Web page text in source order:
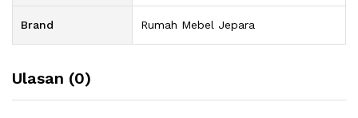
Brand Rumah Mebel Jepara
Ulasan (0)